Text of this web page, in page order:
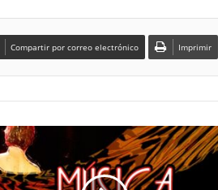
Compartir por correo electrónico Imprimir